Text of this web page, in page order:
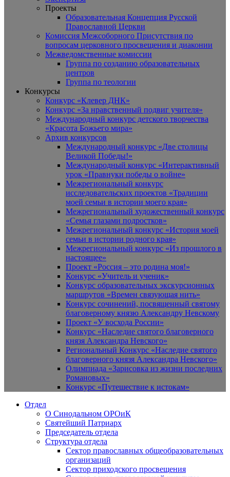
Проекты
Образовательная Концепция Русской
Православной Церкви
Комиссия Межсоборного Присутствия по
вопросам церковного просвещения и диаконии
Межведомственные комиссии
Группа по созданию образовательных
центров
Группа по теологии
Конкурсы
Конкурс «Клевер ДНК»
Конкурс «За нравственный подвиг учителя»
Международный конкурс детского творчества
«Красота Божьего мира»
Архив конкурсов
Международный конкурс «Две столицы
Великой Победы!»
Международный конкурс «Интерактивный
урок «Правнуки победы о войне»
Межрегиональный конкурс
исследовательских проектов «Традиции
моей семьи в истории моего края»
Межрегиональный художественный конкурс
«Семья глазами подростков»
Межрегиональный конкурс «История моей
семьи в истории родного края»
Межрегиональный конкурс «Из прошлого в
настоящее»
Проект «Россия – это родина моя!»
Конкурс «Учитель и ученик»
Конкурс образовательных экскурсионных
маршрутов «Времен связующая нить»
Конкурс сочинений, посвященный святому
благоверному князю Александру Невскому
Проект «У восхода России»
Конкурс «Наследие святого благоверного
князя Александра Невского»
Региональный Конкурс «Наследие святого
благоверного князя Александра Невского»
Олимпиада «Зарисовка из жизни последних
Романовых»
Конкурс «Путешествие к истокам»
Отдел
О Синодальном ОРОиК
Святейший Патриарх
Председатель отдела
Структура отдела
Сектор православных общеобразовательных
организаций
Сектор приходского просвещения